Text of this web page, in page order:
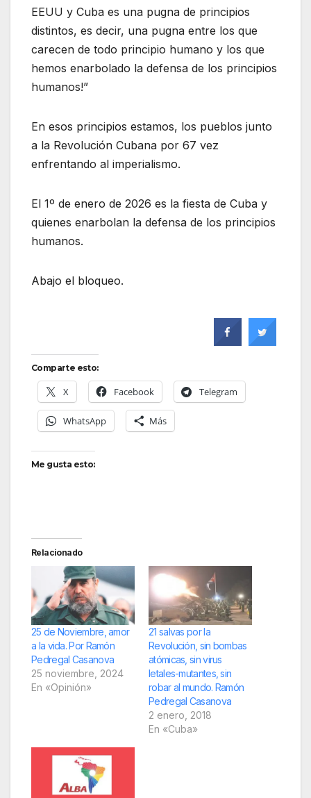
EEUU y Cuba es una pugna de principios
distintos, es decir, una pugna entre los que
carecen de todo principio humano y los que
hemos enarbolado la defensa de los principios
humanos!”
En esos principios estamos, los pueblos junto
a la Revolución Cubana por 67 vez
enfrentando al imperialismo.
El 1º de enero de 2026 es la fiesta de Cuba y
quienes enarbolan la defensa de los principios
humanos.
Abajo el bloqueo.
Comparte esto:
X Facebook Telegram
WhatsApp Más
Me gusta esto:
Relacionado
25 de Noviembre, amor
a la vida. Por Ramón
Pedregal Casanova
25 noviembre, 2024
En «Opinión»
21 salvas por la
Revolución, sin bombas
atómicas, sin virus
letales-mutantes, sin
robar al mundo. Ramón
Pedregal Casanova
2 enero, 2018
En «Cuba»